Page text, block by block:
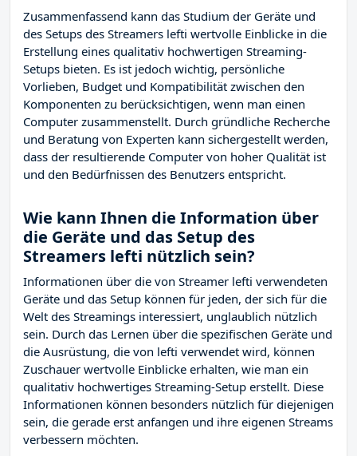
Zusammenfassend kann das Studium der Geräte und
des Setups des Streamers lefti wertvolle Einblicke in die
Erstellung eines qualitativ hochwertigen Streaming-
Setups bieten. Es ist jedoch wichtig, persönliche
Vorlieben, Budget und Kompatibilität zwischen den
Komponenten zu berücksichtigen, wenn man einen
Computer zusammenstellt. Durch gründliche Recherche
und Beratung von Experten kann sichergestellt werden,
dass der resultierende Computer von hoher Qualität ist
und den Bedürfnissen des Benutzers entspricht.
Wie kann Ihnen die Information über
die Geräte und das Setup des
Streamers lefti nützlich sein?
Informationen über die von Streamer lefti verwendeten
Geräte und das Setup können für jeden, der sich für die
Welt des Streamings interessiert, unglaublich nützlich
sein. Durch das Lernen über die spezifischen Geräte und
die Ausrüstung, die von lefti verwendet wird, können
Zuschauer wertvolle Einblicke erhalten, wie man ein
qualitativ hochwertiges Streaming-Setup erstellt. Diese
Informationen können besonders nützlich für diejenigen
sein, die gerade erst anfangen und ihre eigenen Streams
verbessern möchten.